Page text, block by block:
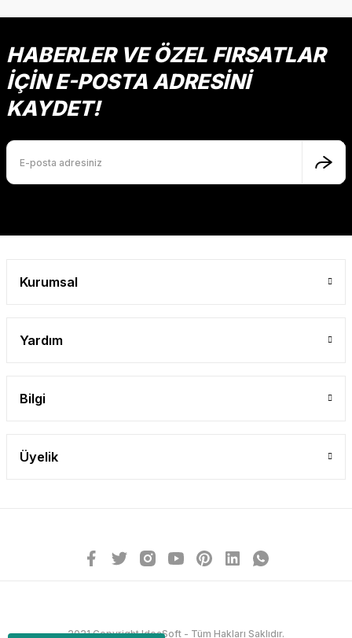
HABERLER VE ÖZEL FIRSATLAR
İÇİN E-POSTA ADRESİNİ
KAYDET!
Kurumsal
Yardım
Bilgi
Üyelik
2021 Copyright IdeaSoft - Tüm Hakları Saklıdır.